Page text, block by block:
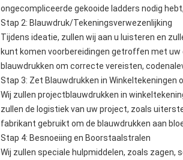
ongecompliceerde gekooide ladders nodig
Stap 2: Blauwdruk/Tekeningsverwezenlijking
Tijdens ideatie, zullen wij aan u luisteren en
kunt komen voorbereidingen getroffen met
blauwdrukken om correcte vereisten,
Stap 3: Zet Blauwdrukken in Winkeltekeningen
Wij zullen projectblauwdrukken in
zullen de logistiek van uw project, zoals
fabrikant gebruikt om de blauwdrukken aan
Stap 4: Besnoeiing en Boorstaalstralen
Wij zullen speciale hulpmiddelen, zoals